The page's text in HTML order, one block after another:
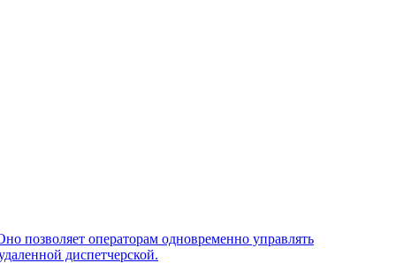
позволяет операторам одновременно управлять
диспетчерской.